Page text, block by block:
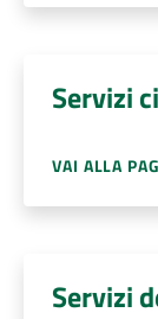
Servizi
VAI ALLA
Servizi